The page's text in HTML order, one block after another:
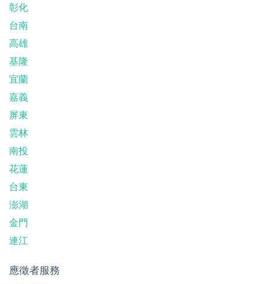
彰化
台南
高雄
基隆
宜蘭
嘉義
屏東
雲林
南投
花蓮
台東
澎湖
金門
連江
應徵者服務